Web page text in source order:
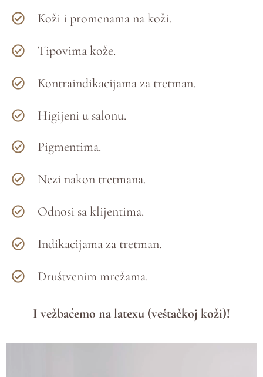
Koži i promenama na koži.
Tipovima kože.
Kontraindikacijama za tretman.
Higijeni u salonu.
Pigmentima.
Nezi nakon tretmana.
Odnosi sa klijentima.
Indikacijama za tretman.
Društvenim mrežama.
I vežbaćemo na latexu (veštačkoj koži)!